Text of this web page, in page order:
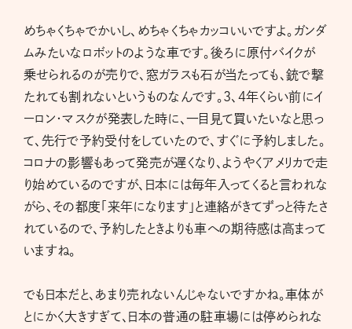
めちゃくちゃでかいし、めちゃくちゃカッコいいですよ。ガンダ
ムみたいなロボットのような車です。後ろに原付バイクが
乗せられるのが売りで、窓ガラスも石が当たっても、銃で撃
たれても割れないというものなんです。3、4年くらい前にイ
ーロン・マスクが発表した時に、一目見て買いたいなと思っ
て、先行で予約受付をしていたので、すぐに予約しました。
コロナの影響もあって発売が遅くなり、ようやくアメリカで走
り始めているのですが、日本には毎年入ってくると言われな
がら、その都度「来年になります」と連絡がきてずっと待たさ
れているので、予約したときよりも車への期待感は高まって
いますね。
でも日本だと、あまり売れないんじゃないですかね。車体が
とにかく大きすぎて、日本の普通の駐車場には停められな